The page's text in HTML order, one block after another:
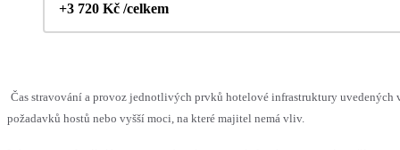
+3 720 Kč /celkem
Čas stravování a provoz jednotlivých prvků hotelové infrastruktury uvedených
požadavků hostů nebo vyšší moci, na které majitel nemá vliv.